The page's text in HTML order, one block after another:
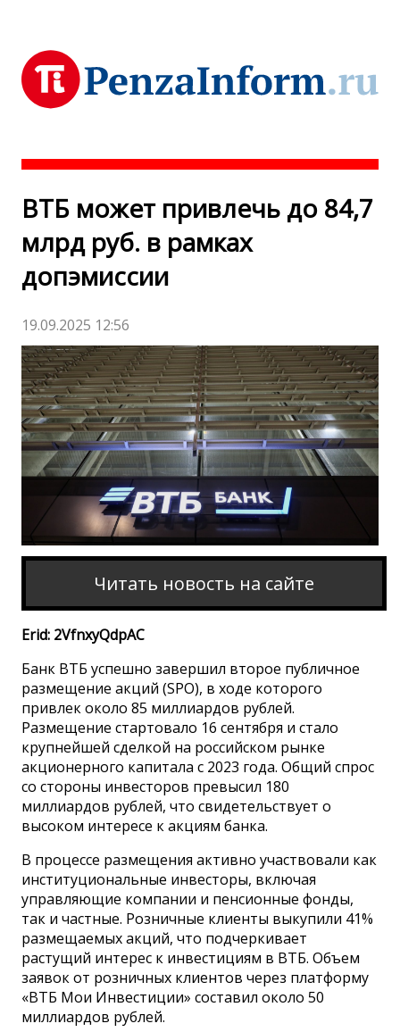
ВТБ может привлечь до 84,7
млрд руб. в рамках
допэмиссии
19.09.2025 12:56
Читать новость на сайте
Erid: 2VfnxyQdpAC
Банк ВТБ успешно завершил второе публичное
размещение акций (SPO), в ходе которого
привлек около 85 миллиардов рублей.
Размещение стартовало 16 сентября и стало
крупнейшей сделкой на российском рынке
акционерного капитала с 2023 года. Общий спрос
со стороны инвесторов превысил 180
миллиардов рублей, что свидетельствует о
высоком интересе к акциям банка.
В процессе размещения активно участвовали как
институциональные инвесторы, включая
управляющие компании и пенсионные фонды,
так и частные. Розничные клиенты выкупили 41%
размещаемых акций, что подчеркивает
растущий интерес к инвестициям в ВТБ. Объем
заявок от розничных клиентов через платформу
«ВТБ Мои Инвестиции» составил около 50
миллиардов рублей.